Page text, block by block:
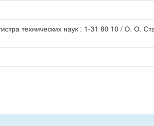
технических наук : 1-31 80 10 / О. О.